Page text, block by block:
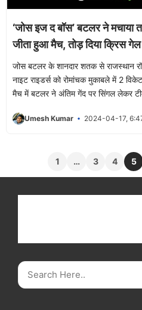
‘जोस इज द बॉस’ बटलर ने मचाया
जीता हुआ मैच, तोड़ दिया क्रिस गेल
जोस बटलर के शानदार शतक से राजस्थान
नाइट राइडर्स को रोमांचक मुकाबले में 2
मैच में बटलर ने अंतिम गेंद पर सिंगल लेकर
Umesh Kumar 2024-04-17,
1 … 3 4 5
Search